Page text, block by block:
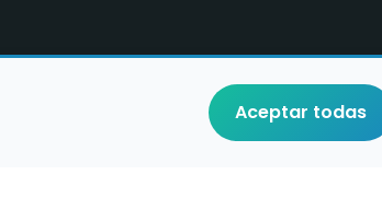
Aceptar todas